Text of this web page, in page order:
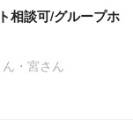
相談可/グループホ
・宮さん